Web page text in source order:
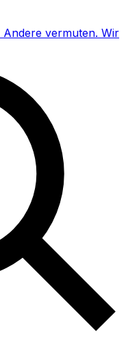
Andere vermuten. Wir